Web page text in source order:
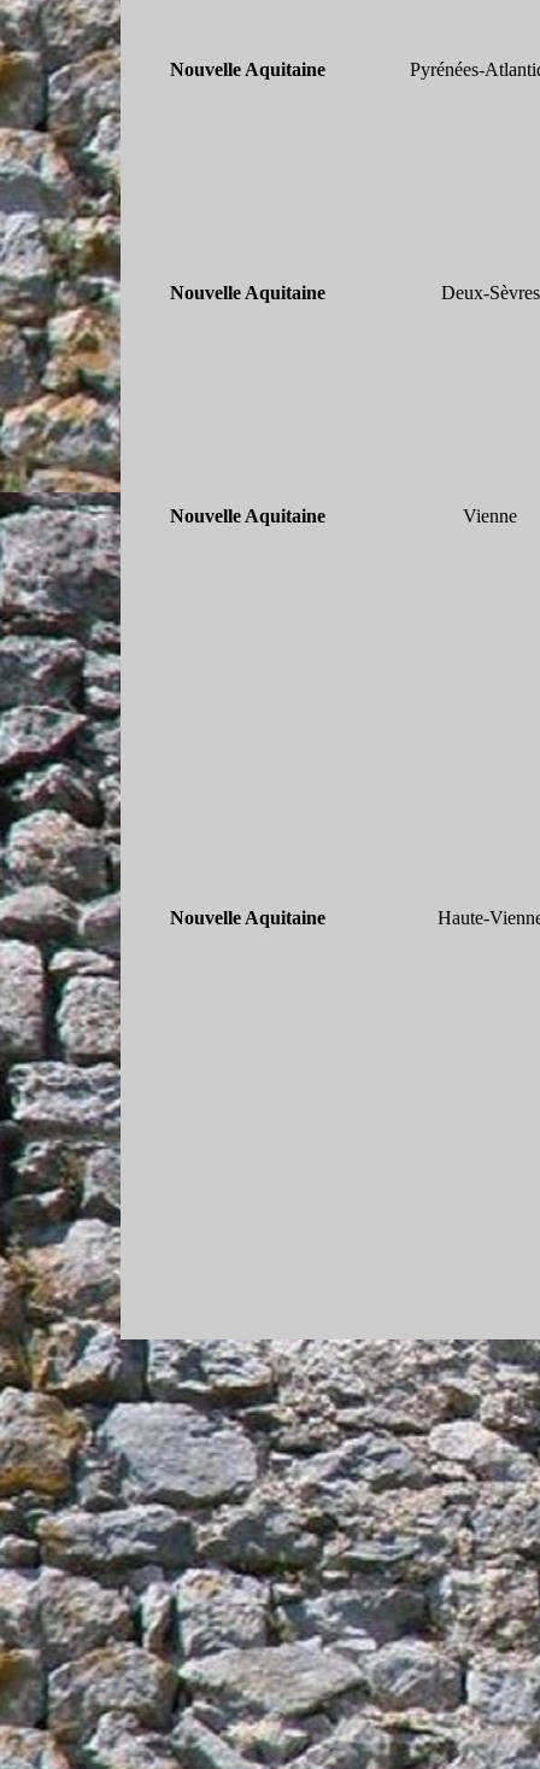
Nouvelle Aquitaine Pyrénées-
Nouvelle Aquitaine Deux-Sèvres
Nouvelle Aquitaine Vienne
Nouvelle Aquitaine Haute-